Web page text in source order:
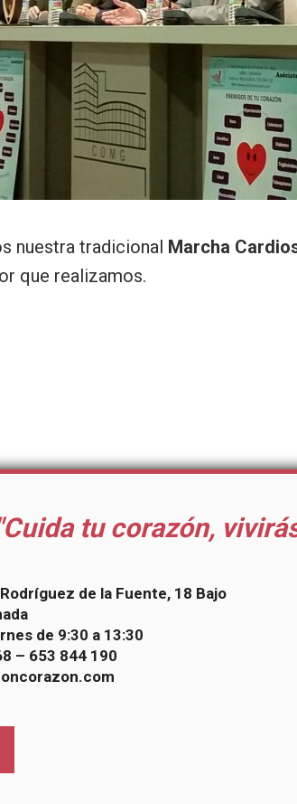
nuestra tradicional Marcha
que realizamos.
tu corazón,
de la Fuente, 18 Bajo
de 9:30 a 13:30
– 653 844 190